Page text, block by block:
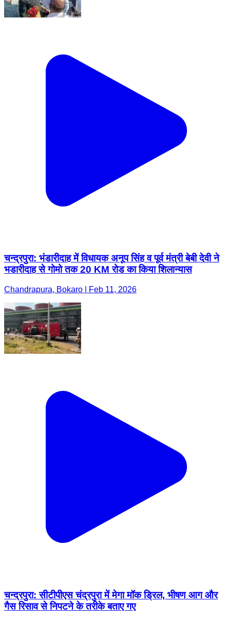
चन्द्रपुरा: भंडारीदाह में विधायक अनूप सिंह व पूर्व मंत्री बेबी देवी ने
भडारीदाह से गोमो तक 20 KM रोड का किया शिलान्यास
Chandrapura, Bokaro | Feb 11, 2026
चन्द्रपुरा: सीटीपीएस चंद्रपुरा में मेगा मॉक ड्रिल, भीषण आग और
गैस रिसाव से निपटने के तरीके बताए गए